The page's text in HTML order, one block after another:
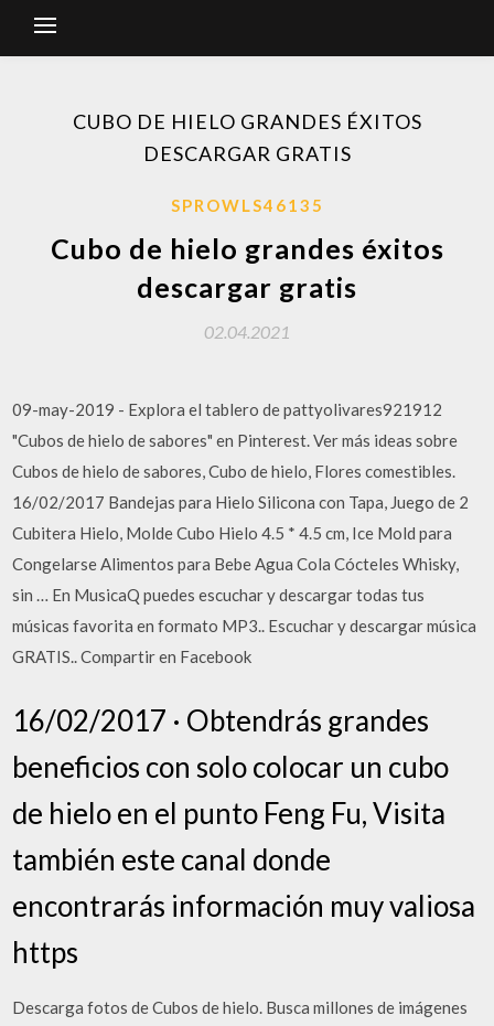
CUBO DE HIELO GRANDES ÉXITOS
DESCARGAR GRATIS
SPROWLS46135
Cubo de hielo grandes éxitos
descargar gratis
02.04.2021
09-may-2019 - Explora el tablero de pattyolivares921912
"Cubos de hielo de sabores" en Pinterest. Ver más ideas sobre
Cubos de hielo de sabores, Cubo de hielo, Flores comestibles.
16/02/2017 Bandejas para Hielo Silicona con Tapa, Juego de 2
Cubitera Hielo, Molde Cubo Hielo 4.5 * 4.5 cm, Ice Mold para
Congelarse Alimentos para Bebe Agua Cola Cócteles Whisky,
sin … En MusicaQ puedes escuchar y descargar todas tus
músicas favorita en formato MP3.. Escuchar y descargar música
GRATIS.. Compartir en Facebook
16/02/2017 · Obtendrás grandes
beneficios con solo colocar un cubo
de hielo en el punto Feng Fu, Visita
también este canal donde
encontrarás información muy valiosa
https
Descarga fotos de Cubos de hielo. Busca millones de imágenes